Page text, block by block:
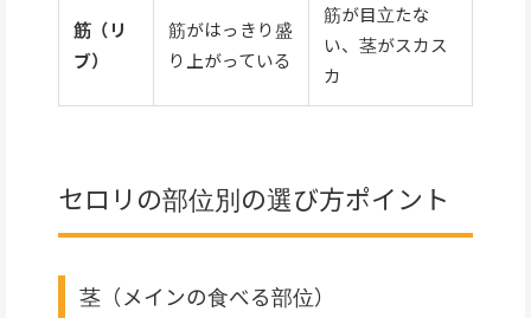
筋（リ
ブ）
筋がはっきり盛
り上がっている
筋が目立たな
い、茎がスカス
カ
セロリの部位別の選び方ポイント
茎（メインの食べる部位）